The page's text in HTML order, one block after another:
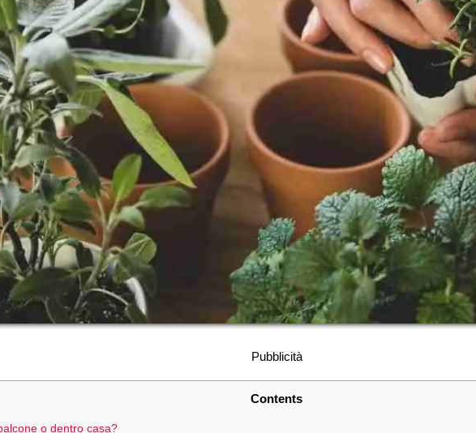
Pubblicità
Contents
o dentro casa?